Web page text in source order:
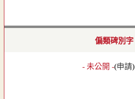
偏類碑別字
- 未公開 -(申請)